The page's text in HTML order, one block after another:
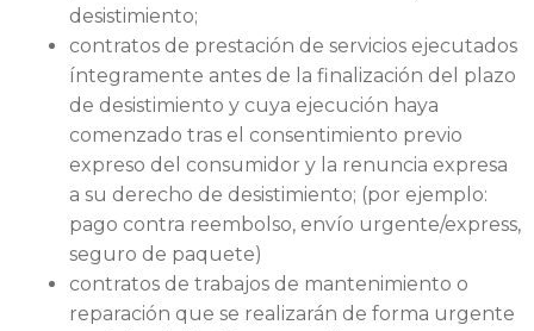
desistimiento;
contratos de prestación de servicios ejecutados
íntegramente antes de la finalización del plazo
de desistimiento y cuya ejecución haya
comenzado tras el consentimiento previo
expreso del consumidor y la renuncia expresa
a su derecho de desistimiento; (por ejemplo:
pago contra reembolso, envío urgente/express,
seguro de paquete)
contratos de trabajos de mantenimiento o
reparación que se realizarán de forma urgente